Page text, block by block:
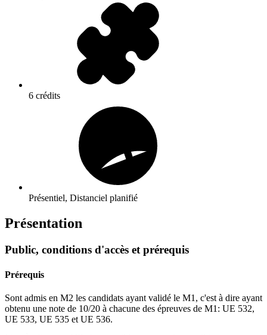
6 crédits
Présentiel, Distanciel planifié
Présentation
Public, conditions d'accès et prérequis
Prérequis
Sont admis en M2 les candidats ayant validé le M1, c'est à dire ayant
obtenu une note de 10/20 à chacune des épreuves de M1: UE 532,
UE 533, UE 535 et UE 536.